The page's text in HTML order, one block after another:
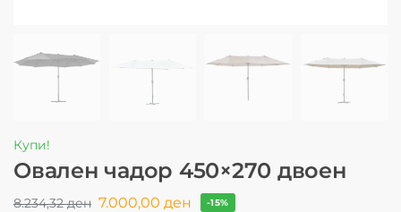
Купи!
Овален чадор 450×270 двоен
8.234,32ден 7.000,00 ден -15%